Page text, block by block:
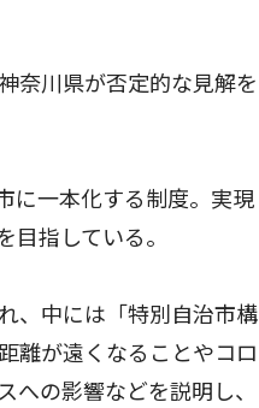
奈川県が否定的な見解を
に一本化する制度。実現
指している。
、中には「特別自治市構
離が遠くなることやコロ
の影響などを説明し、